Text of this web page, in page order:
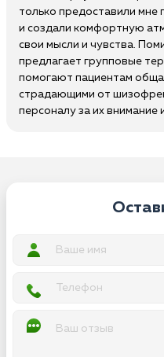
только предоставили мне
и создали комфортную
свои мысли и чувства.
предлагает групповые
помогают пациентам
страдающими от
персоналу за их внимание